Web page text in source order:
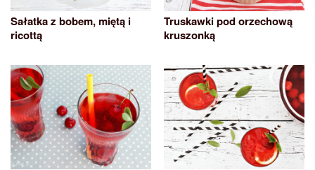
Sałatka z bobem, miętą i
ricottą
Truskawki pod orzechową
kruszonką